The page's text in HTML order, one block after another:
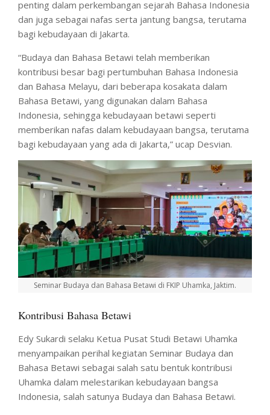
penting dalam perkembangan sejarah Bahasa Indonesia
dan juga sebagai nafas serta jantung bangsa, terutama
bagi kebudayaan di Jakarta.
“Budaya dan Bahasa Betawi telah memberikan
kontribusi besar bagi pertumbuhan Bahasa Indonesia
dan Bahasa Melayu, dari beberapa kosakata dalam
Bahasa Betawi, yang digunakan dalam Bahasa
Indonesia, sehingga kebudayaan betawi seperti
memberikan nafas dalam kebudayaan bangsa, terutama
bagi kebudayaan yang ada di Jakarta,” ucap Desvian.
Seminar Budaya dan Bahasa Betawi di FKIP Uhamka, Jaktim.
Kontribusi Bahasa Betawi
Edy Sukardi selaku Ketua Pusat Studi Betawi Uhamka
menyampaikan perihal kegiatan Seminar Budaya dan
Bahasa Betawi sebagai salah satu bentuk kontribusi
Uhamka dalam melestarikan kebudayaan bangsa
Indonesia, salah satunya Budaya dan Bahasa Betawi.